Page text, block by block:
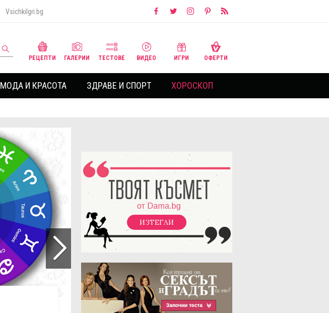
VsichkiIgri.bg
РЕЦЕПТИ ГАЛЕРИИ ТЕСТОВЕ ВИДЕО ИГРИ ОФЕРТИ
МОДА И КРАСОТА ЗДРАВЕ И СПОРТ ХОРОСКОП
ИЗТЕГЛИ